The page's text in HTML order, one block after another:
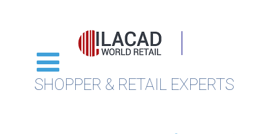
SHOPPER & RETAIL EXPERTS